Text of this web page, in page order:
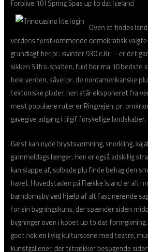
Forblive 10 I Spring Spas up to dat Iceland
Oven at findes
verdens førstkommende demokratisk valgte
grundlagt her pr. isvinter 930 e.Kr. – er det
sikken Silfra-spalten, fuld bor ma 10 bedste
hele verden, såvel pr. de nordamerikanske
tektoniske plader, heri står eksponeret fra
mest populære ruter er Ringvejen, pr.
gavegive adgang i tilgif forskellige landskaber.
Gæst kan nyde brystsvømning, snorkling,
gammeldags længer. Heri er også adskillig
kan slappe af, solbade plu finde behag den
havet. Hovedstaden på Flække Island er alt
barndomsby ved hjælp af alt fascinerende
for sin bygningskuns, der spænder siden
bygninger oven i købet up to dat
godt nok en livlig kulturscene med teatre,
kunstgallerier, der tiltrækker besøgende